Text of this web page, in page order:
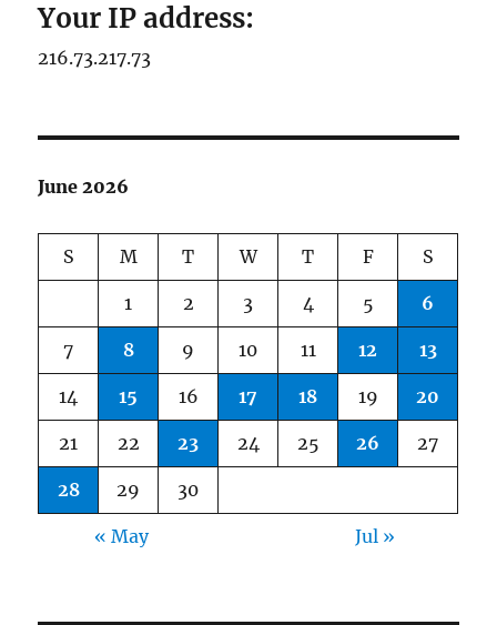
Your IP address:
216.73.217.73
June 2026
S M T W T F S
1 2 3 4 5 6
7 8 9 10 11 12 13
14 15 16 17 18 19 20
21 22 23 24 25 26 27
28 29 30
« May Jul »